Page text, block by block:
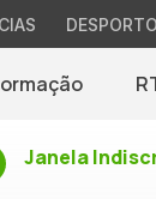
DESPORTO
Janela